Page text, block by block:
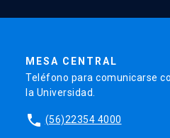
MESA CENTRAL
Teléfono para comunicarse
la Universidad.
phone (56)22354 4000